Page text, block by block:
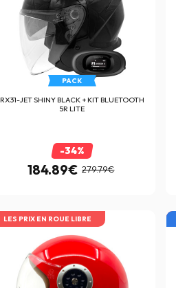
PACK
RX31-JET SHINY BLACK + KIT BLUETOOTH
5R LITE
-34%
184.89€ 279.79€
LES PRIX EN ROUE LIBRE